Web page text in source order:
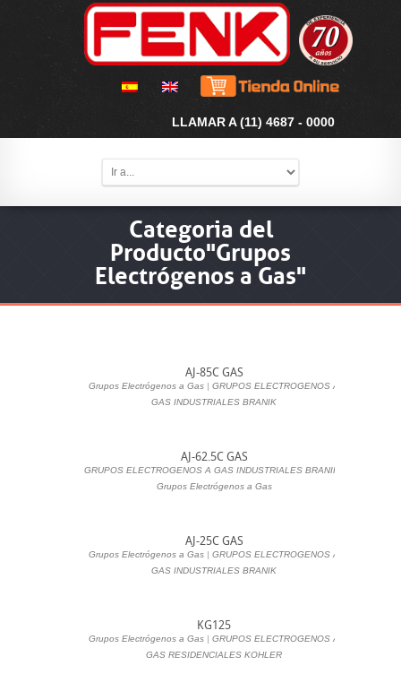
LLAMAR A (11) 4687 - 0000
Categoria del
Producto"Grupos
Electrógenos a Gas"
AJ-85C GAS
Grupos Electrógenos a Gas | GRUPOS ELECTROGENOS A
GAS INDUSTRIALES BRANIK
AJ-62.5C GAS
GRUPOS ELECTROGENOS A GAS INDUSTRIALES BRANIK
Grupos Electrógenos a Gas
AJ-25C GAS
Grupos Electrógenos a Gas | GRUPOS ELECTROGENOS A
GAS INDUSTRIALES BRANIK
KG125
Grupos Electrógenos a Gas | GRUPOS ELECTROGENOS A
GAS RESIDENCIALES KOHLER